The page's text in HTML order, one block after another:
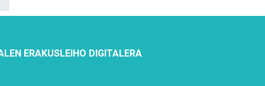
ERAKUSLEIHO DIGITALERA